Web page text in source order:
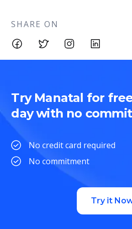
SHARE ON
Try Manatal for
day with no
No credit card required
No commitment
Try it